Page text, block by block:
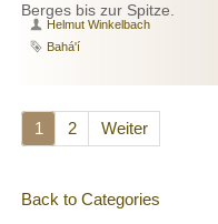
Berges bis zur Spitze.
Autor
Helmut Winkelbach
Schlagwort
Bahá'í
1 2 Weiter
Back to Categories